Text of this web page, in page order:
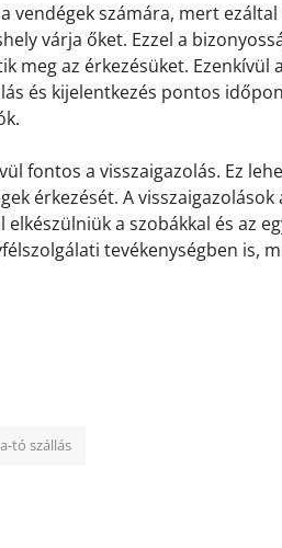
vendégek számára, mert
várja őket. Ezzel a
meg az érkezésüket. Ezenkívül
és kijelentkezés pontos
fontos a visszaigazolás. Ez
érkezését. A
a szobákkal és az
tevékenységben is,
tó szállás